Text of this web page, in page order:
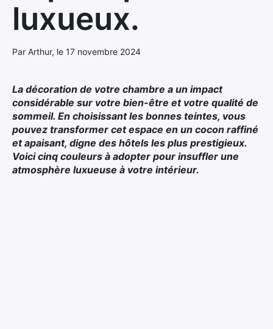
luxueux.
Par Arthur, le 17 novembre 2024
La décoration de votre chambre a un impact
considérable sur votre bien-être et votre qualité de
sommeil. En choisissant les bonnes teintes, vous
pouvez transformer cet espace en un cocon raffiné
et apaisant, digne des hôtels les plus prestigieux.
Voici cinq couleurs à adopter pour insuffler une
atmosphère luxueuse à votre intérieur.